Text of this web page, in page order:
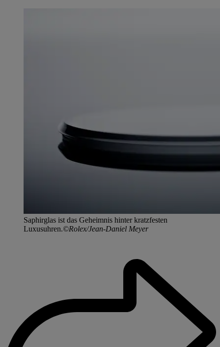
Saphirglas ist das Geheimnis hinter kratzfesten
Luxusuhren.©Rolex/Jean-Daniel Meyer